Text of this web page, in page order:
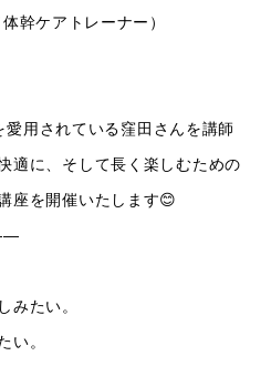
幹ケアトレーナー）
用されている窪田さんを講師
適に、そして長く楽しむための
座を開催いたします😊
みたい。
い。